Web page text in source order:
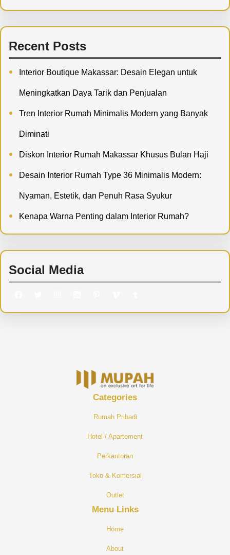
Recent Posts
Interior Boutique Makassar: Desain Elegan untuk
Meningkatkan Daya Tarik dan Penjualan
Tren Interior Rumah Minimalis Modern yang Banyak
Diminati
Diskon Interior Rumah Makassar Khusus Bulan Haji
Desain Interior Rumah Type 36 Minimalis Modern:
Nyaman, Estetik, dan Penuh Rasa Syukur
Kenapa Warna Penting dalam Interior Rumah?
Social Media
Categories
RUmah Pribadi
HOtel / Apartement
Perkantoran
Toko & Komersial
OUtlet
Menu Links
Home
About